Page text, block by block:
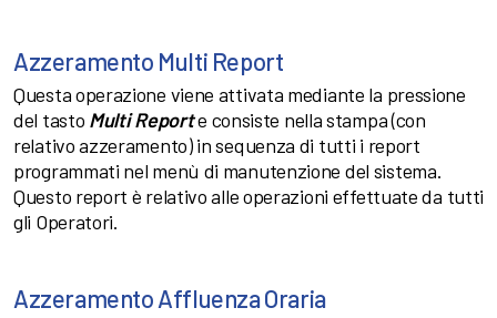
Azzeramento Multi Report
Questa operazione viene attivata mediante la pressione
del tasto Multi Reporte consiste nella stampa (con
relativo azzeramento) in sequenza di tutti i report
programmati nel menù di manutenzione del sistema.
Questo report è relativo alle operazioni effettuate da tutti
gli Operatori.
Azzeramento Affluenza Oraria